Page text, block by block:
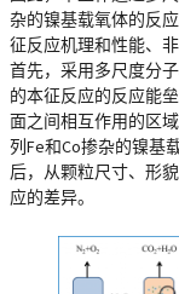
杂的镍基载氧体的反
征反应机理和性能、
首先，采用多尺度分
的本征反应的反应能
面之间相互作用的区
列Fe和Co掺杂的镍基
后，从颗粒尺寸、形
应的差异。